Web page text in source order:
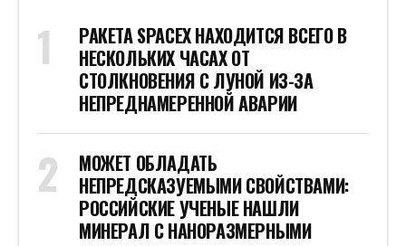
РАКЕТА SPACEX НАХОДИТСЯ ВСЕГО В
НЕСКОЛЬКИХ ЧАСАХ ОТ
СТОЛКНОВЕНИЯ С ЛУНОЙ ИЗ-ЗА
НЕПРЕДНАМЕРЕННОЙ АВАРИИ
МОЖЕТ ОБЛАДАТЬ
НЕПРЕДСКАЗУЕМЫМИ СВОЙСТВАМИ:
РОССИЙСКИЕ УЧЕНЫЕ НАШЛИ
МИНЕРАЛ С НАНОРАЗМЕРНЫМИ